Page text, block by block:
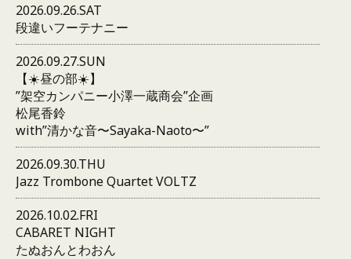
2026.09.26.SAT
段違いフーテナニー
2026.09.27.SUN
【☀️昼の部☀️】
”架空カンパニー小澤一蔵商会”企画
松尾香鈴
with”清かな音〜Sayaka-Naoto〜”
2026.09.30.THU
Jazz Trombone Quartet VOLTZ
2026.10.02.FRI
CABARET NIGHT
たぬおんとわおん